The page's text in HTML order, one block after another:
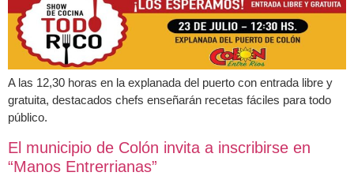
A las 12,30 horas en la explanada del puerto con entrada libre y
gratuita, destacados chefs enseñarán recetas fáciles para todo
público.
El municipio de Colón invita a inscribirse en
“Manos Entrerrianas”